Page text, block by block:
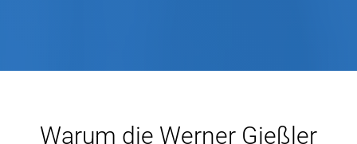
Warum die Werner Gießler